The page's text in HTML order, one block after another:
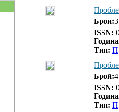
Брой:3
ISSN:
Тип:
Брой:4
ISSN:
Тип: